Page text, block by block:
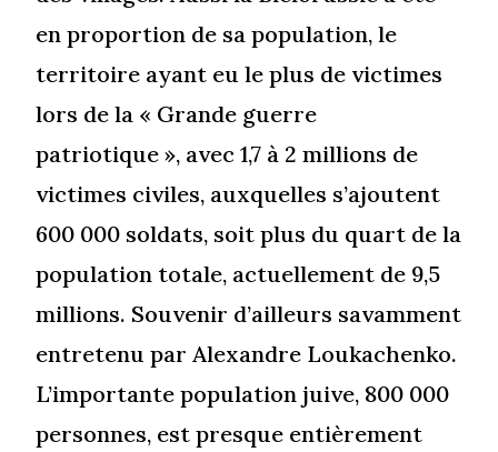
en proportion de sa population, le
territoire ayant eu le plus de victimes
lors de la « Grande guerre
patriotique », avec 1,7 à 2 millions de
victimes civiles, auxquelles s’ajoutent
600 000 soldats, soit plus du quart de la
population totale, actuellement de 9,5
millions. Souvenir d’ailleurs savamment
entretenu par Alexandre Loukachenko.
L’importante population juive, 800 000
personnes, est presque entièrement